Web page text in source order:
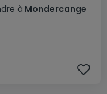
à Mondercange